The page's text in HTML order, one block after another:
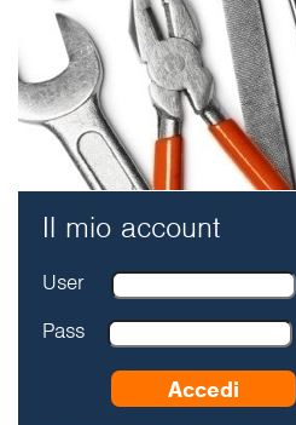
Il mio account
User
Pass